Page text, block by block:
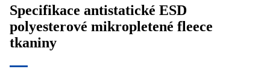
Specifikace antistatické ESD
polyesterové mikropletené fleece
tkaniny